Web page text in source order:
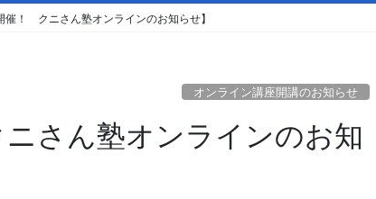
催！ クニさん塾オンラインのお知らせ】
オンライン講座開講のお知らせ
さん塾オンラインのお知